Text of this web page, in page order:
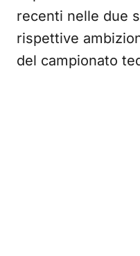
recenti nelle due
rispettive
del campionato